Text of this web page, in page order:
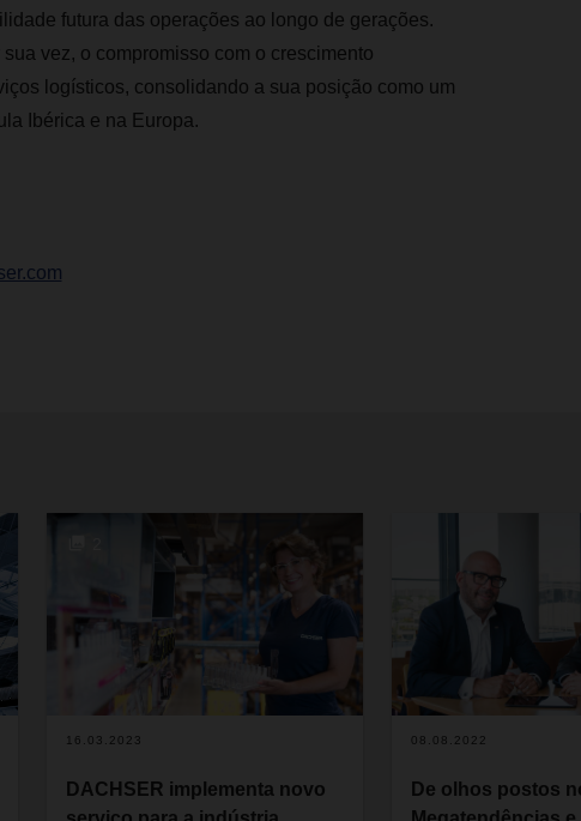
futura das operações ao longo de gerações.
vez, o compromisso com o crescimento
logísticos, consolidando a sua posição como um
Ibérica e na Europa.
16.03.2023
DACHSER implementa novo
08.08.2022
De olhos postos